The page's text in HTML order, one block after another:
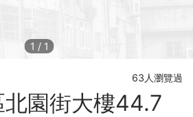
1 / 1
63人瀏覽過
北園街大樓44.7